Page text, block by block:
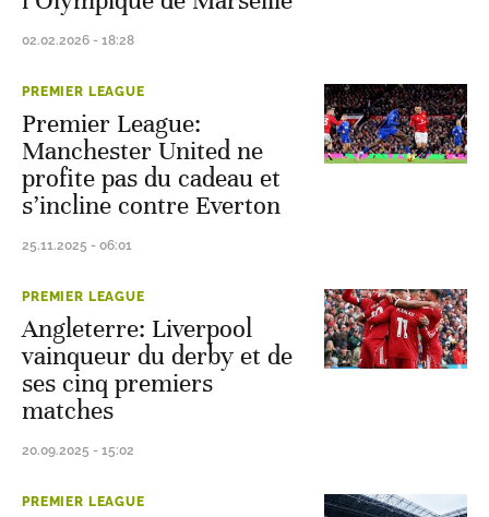
02.02.2026 - 18:28
PREMIER LEAGUE
Premier League:
Manchester United ne
profite pas du cadeau et
s’incline contre Everton
25.11.2025 - 06:01
PREMIER LEAGUE
Angleterre: Liverpool
vainqueur du derby et de
ses cinq premiers
matches
20.09.2025 - 15:02
PREMIER LEAGUE